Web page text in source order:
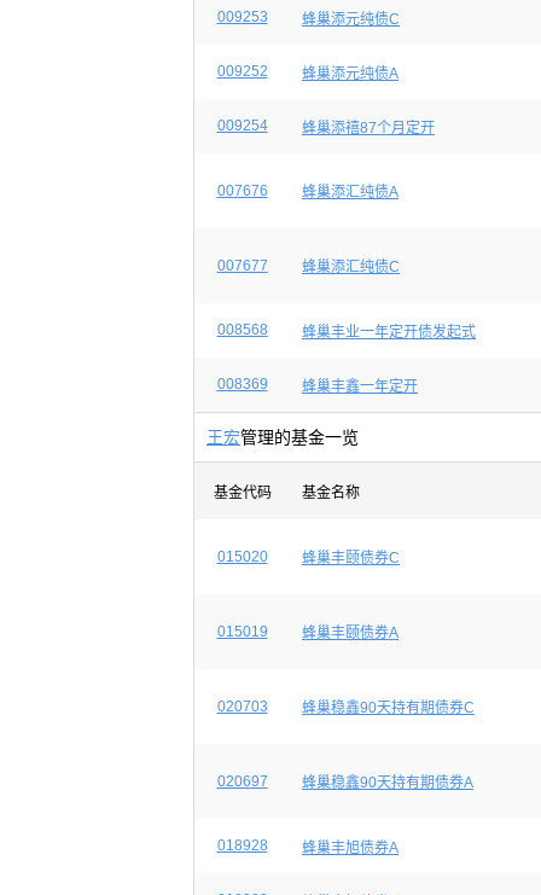
009253 蜂巢添元纯债C
009252 蜂巢添元纯债A
009254 蜂巢添禧87个月定开
007676 蜂巢添汇纯债A
007677 蜂巢添汇纯债C
008568 蜂巢丰业一年定开债发起式
008369 蜂巢丰鑫一年定开
王宏管理的基金一览
基金代码 基金名称
015020 蜂巢丰颐债券C
015019 蜂巢丰颐债券A
020703 蜂巢稳鑫90天持有期债券C
020697 蜂巢稳鑫90天持有期债券A
018928 蜂巢丰旭债券A